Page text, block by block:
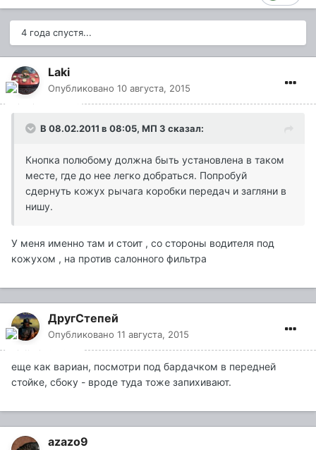
4 года спустя...
Laki
Опубликовано 10 августа, 2015
В 08.02.2011 в 08:05, МП 3 сказал:
Кнопка полюбому должна быть установлена в таком
месте, где до нее легко добраться. Попробуй
сдернуть кожух рычага коробки передач и загляни в
нишу.
У меня именно там и стоит , со стороны водителя под
кожухом , на против салонного фильтра
ДругСтепей
Опубликовано 11 августа, 2015
еще как вариан, посмотри под бардачком в передней
стойке, сбоку - вроде туда тоже запихивают.
azazo9